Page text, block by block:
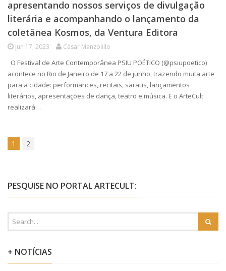
apresentando nossos serviços de divulgação
literária e acompanhando o lançamento da
coletânea Kosmos, da Ventura Editora
jun 17, 2023 César Manzolillo
O Festival de Arte Contemporânea PSIU POÉTICO (@psiupoetico)
acontece no Rio de Janeiro de 17 a 22 de junho, trazendo muita arte
para a cidade: performances, recitais, saraus, lançamentos
literários, apresentações de dança, teatro e música. E o ArteCult
realizará…
1 2
PESQUISE NO PORTAL ARTECULT:
+ NOTÍCIAS